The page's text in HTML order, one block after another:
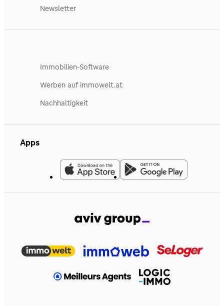
Newsletter
Immobilien-Software
Werben auf immowelt.at
Nachhaltigkeit
Apps